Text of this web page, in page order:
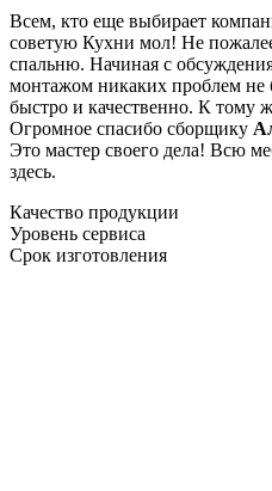
Всем, кто еще выбирает
советую Кухни мол! Не
спальню. Начиная с обсуждения
монтажом никаких проблем не
быстро и качественно. К тому
Огромное спасибо сборщику
Это мастер своего дела! Всю
здесь.
Качество продукции
Уровень сервиса
Срок изготовления